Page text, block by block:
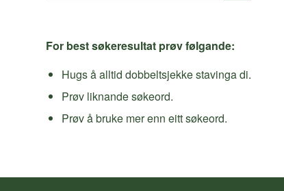
For best søkeresultat prøv følgande:
Hugs å alltid dobbeltsjekke stavinga di.
Prøv liknande søkeord.
Prøv å bruke mer enn eitt søkeord.